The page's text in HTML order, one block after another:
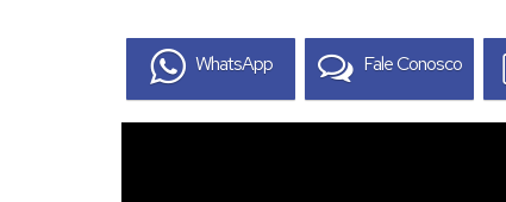
WhatsApp Fale Conosco